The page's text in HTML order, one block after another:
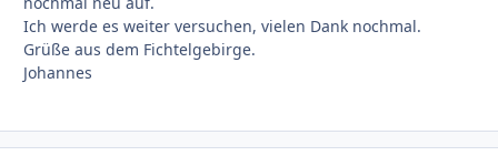
Ich werde es weiter versuchen, vielen Dank nochmal.
Grüße aus dem Fichtelgebirge.
Johannes